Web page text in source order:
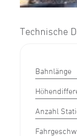
Technische
Bahnlänge
Anzahl